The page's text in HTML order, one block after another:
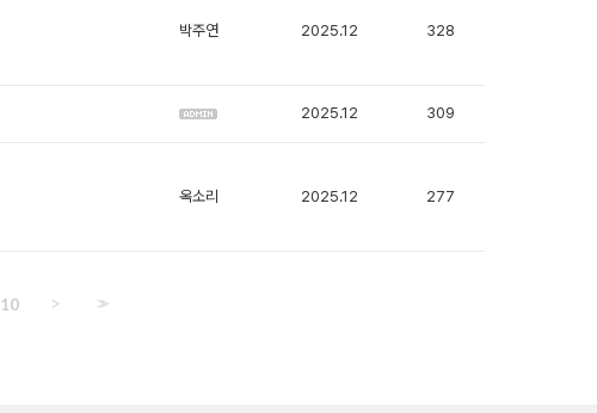
박주연 2025.12 328
2025.12 309
옥소리 2025.12 277
10 > >>